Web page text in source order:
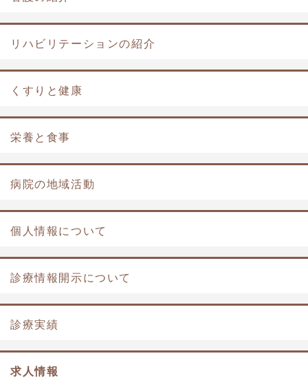
リハビリテーションの紹介
くすりと健康
栄養と食事
病院の地域活動
個人情報について
診療情報開示について
診療実績
求人情報